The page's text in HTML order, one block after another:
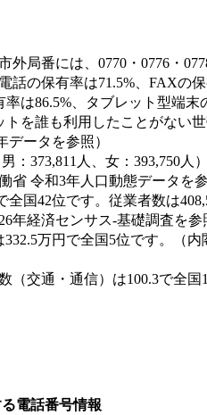
局番には、0770・0776・
話の保有率は71.5%、FAXの
は86.5%、タブレット型端
を誰も利用したことがない
データを参照）
：373,811人、女：393,750人
省 令和3年人口動態データを参
全国42位です。従業者数は
年経済センサス‐基礎調査を参
万円で全国5位です。（
（交通・通信）は100.3で全
電話番号情報